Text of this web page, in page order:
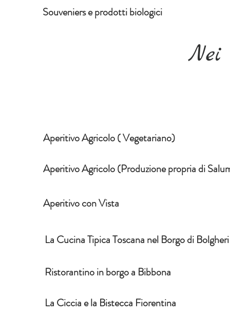
Souveniers e prodotti biologici
Nei
Aperitivo Agricolo ( Vegetariano)
Aperitivo Agricolo (Produzione propria di
Aperitivo con Vista
La Cucina Tipica Toscana nel Borgo di Bolgheri
Ristorantino in borgo a Bibbona
La Ciccia e la Bistecca Fiorentina